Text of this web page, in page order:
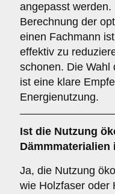
angepasst
Berechnung der
einen Fachmann
effektiv zu
schonen. Die Wahl
ist eine klare
Energienutzung.
Ist die Nutzung
Dämmmaterialien
Ja, die Nutzung
wie Holzfaser oder